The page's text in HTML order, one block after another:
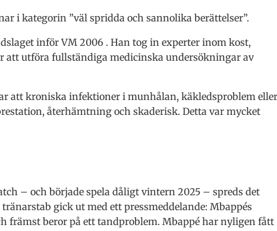
i kategorin ”väl spridda och sannolika berättelser”.
inför VM 2006 . Han tog in experter inom kost,
att utföra fullständiga medicinska undersökningar av
att kroniska infektioner i munhålan, käkledsproblem eller
återhämtning och skaderisk. Detta var mycket
– och började spela dåligt vintern 2025 – spreds det
gick ut med ett pressmeddelande: Mbappés
främst beror på ett tandproblem. Mbappé har nyligen fått